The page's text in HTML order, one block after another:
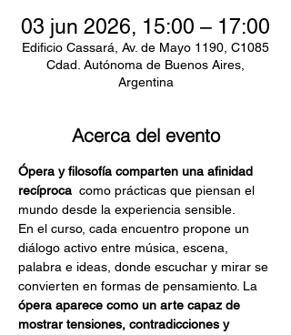
03 jun 2026, 15:00 – 17:00
Edificio Cassará, Av. de Mayo 1190, C1085
Cdad. Autónoma de Buenos Aires,
Argentina
Acerca del evento
Ópera y filosofía comparten una afinidad
recíproca
  como prácticas que piensan el
mundo desde la experiencia sensible.
En el curso, cada encuentro propone un
diálogo activo entre música, escena,
palabra e ideas, donde escuchar y mirar se
convierten en formas de pensamiento. La
ópera aparece como un arte capaz de
mostrar tensiones, contradicciones y